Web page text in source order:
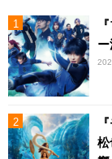
松